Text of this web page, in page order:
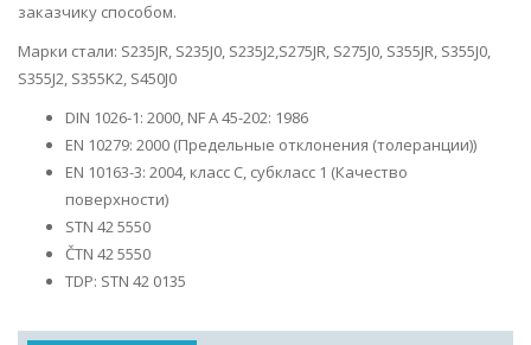
заказчику способом.
Марки стали: S235JR, S235J0, S235J2,S275JR, S275J0, S355JR, S355J0,
S355J2, S355K2, S450J0
DIN 1026-1: 2000, NF A 45-202: 1986
EN 10279: 2000 (Предельные отклонения (толеранции))
EN 10163-3: 2004, класс C, субкласс 1 (Качество
поверхности)
STN 42 5550
ČTN 42 5550
TDP: STN 42 0135